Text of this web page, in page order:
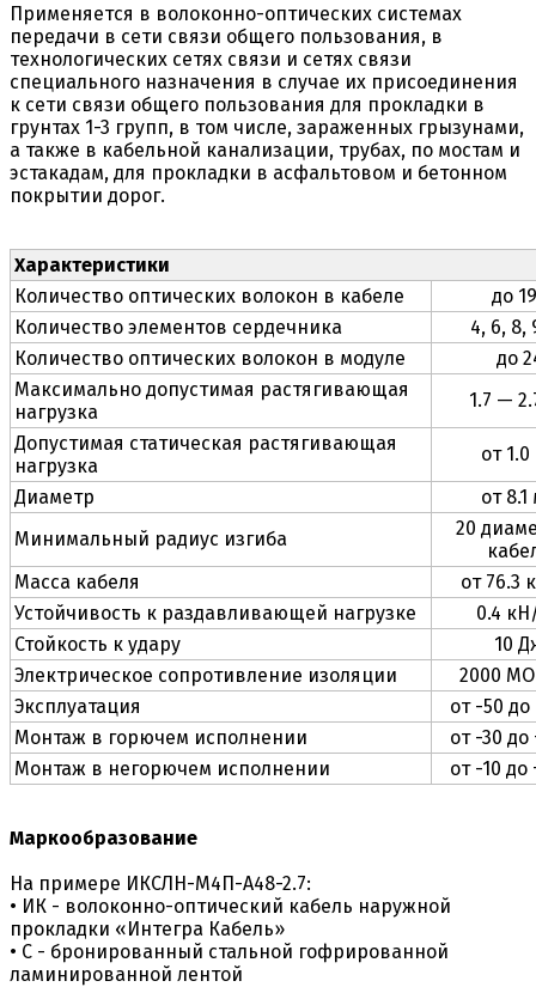
Применяется в волоконно-оптических системах
передачи в сети связи общего пользования, в
технологических сетях связи и сетях связи
специального назначения в случае их присоединения
к сети связи общего пользования для прокладки в
грунтах 1-3 групп, в том числе, зараженных грызунами,
а также в кабельной канализации, трубах, по мостам и
эстакадам, для прокладки в асфальтовом и бетонном
покрытии дорог.
Характеристики
Количество оптических волокон в кабеле
до
Количество элементов сердечника
4, 6, 8,
Количество оптических волокон в модуле
до
Максимально допустимая растягивающая
нагрузка
1.7 —
Допустимая статическая растягивающая
нагрузка
от
Диаметр
от
Минимальный радиус изгиба
20
Масса кабеля
от 76.3
Устойчивость к раздавливающей нагрузке
0.4
Стойкость к удару
10
Электрическое сопротивление изоляции
2000
Эксплуатация
от -50 до
Монтаж в горючем исполнении
от -30 до
Монтаж в негорючем исполнении
от -10 до
Маркообразование
На примере ИКСЛН-М4П-А48-2.7:
• ИК - волоконно-оптический кабель наружной
прокладки «Интегра Кабель»
• С - бронированный стальной гофрированной
ламинированной лентой